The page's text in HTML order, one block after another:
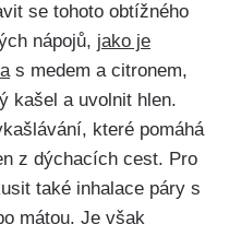
se tohoto obtížného
nápojů, jako je
s​ medem a citronem,
kašel a uvolnit hlen.
které pomáhá
z ‌dýchacích cest. ‌Pro
také inhalace páry s‍
mátou. Je však